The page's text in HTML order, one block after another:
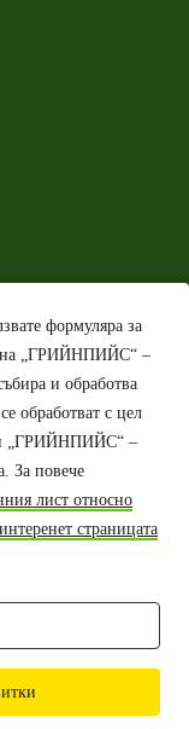
формуляра за
на „ГРИЙНПИЙС“ –
и обработва
обработват с цел
и „ГРИЙНПИЙС“ –
За повече
лист относно
страницата
лист
на този уебсайт е